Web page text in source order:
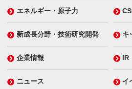
エネルギー・原子力
新成長分野・技術研究開発 キ
企業情報 IR
ニュース イ